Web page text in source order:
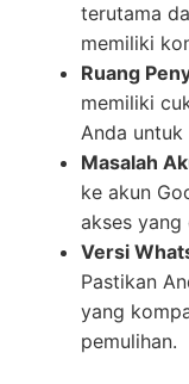
terutama
memiliki
Ruang
memiliki
Anda untuk
Masalah
ke akun
akses
Versi
Pastikan
yang
pemulihan.